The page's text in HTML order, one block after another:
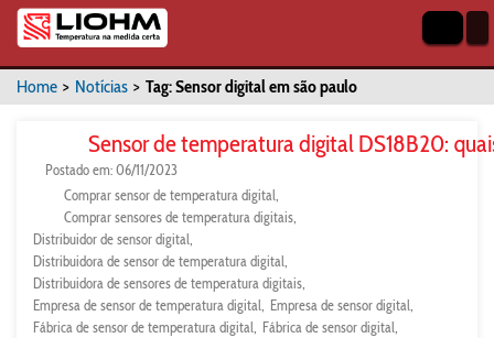
Home > Notícias > Tag: Sensor digital em são paulo
Sensor de temperatura digital DS18B20:
Postado em: 06/11/2023
Comprar sensor de temperatura digital
Comprar sensores de temperatura digitais
Distribuidor de sensor digital
Distribuidora de sensor de temperatura digital
Distribuidora de sensores de temperatura digitais
Empresa de sensor de temperatura digital
Empresa de sensor digital
Fábrica de sensor de temperatura digital
Fábrica de sensor digital